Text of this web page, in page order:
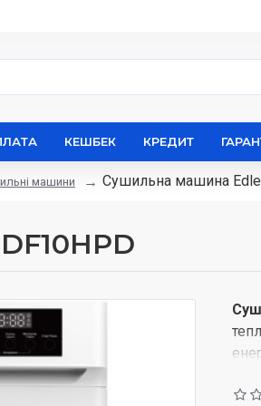
КЕШБЕК КРЕДИТ
машини Сушильна машина